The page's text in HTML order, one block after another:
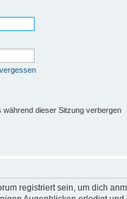
während dieser Sitzung verbergen
registriert sein, um dich